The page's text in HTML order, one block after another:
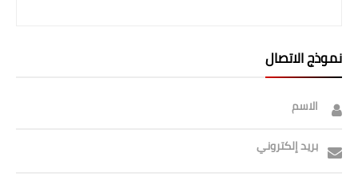
نموذج الاتصال
الاسم
بريد إلكتروني